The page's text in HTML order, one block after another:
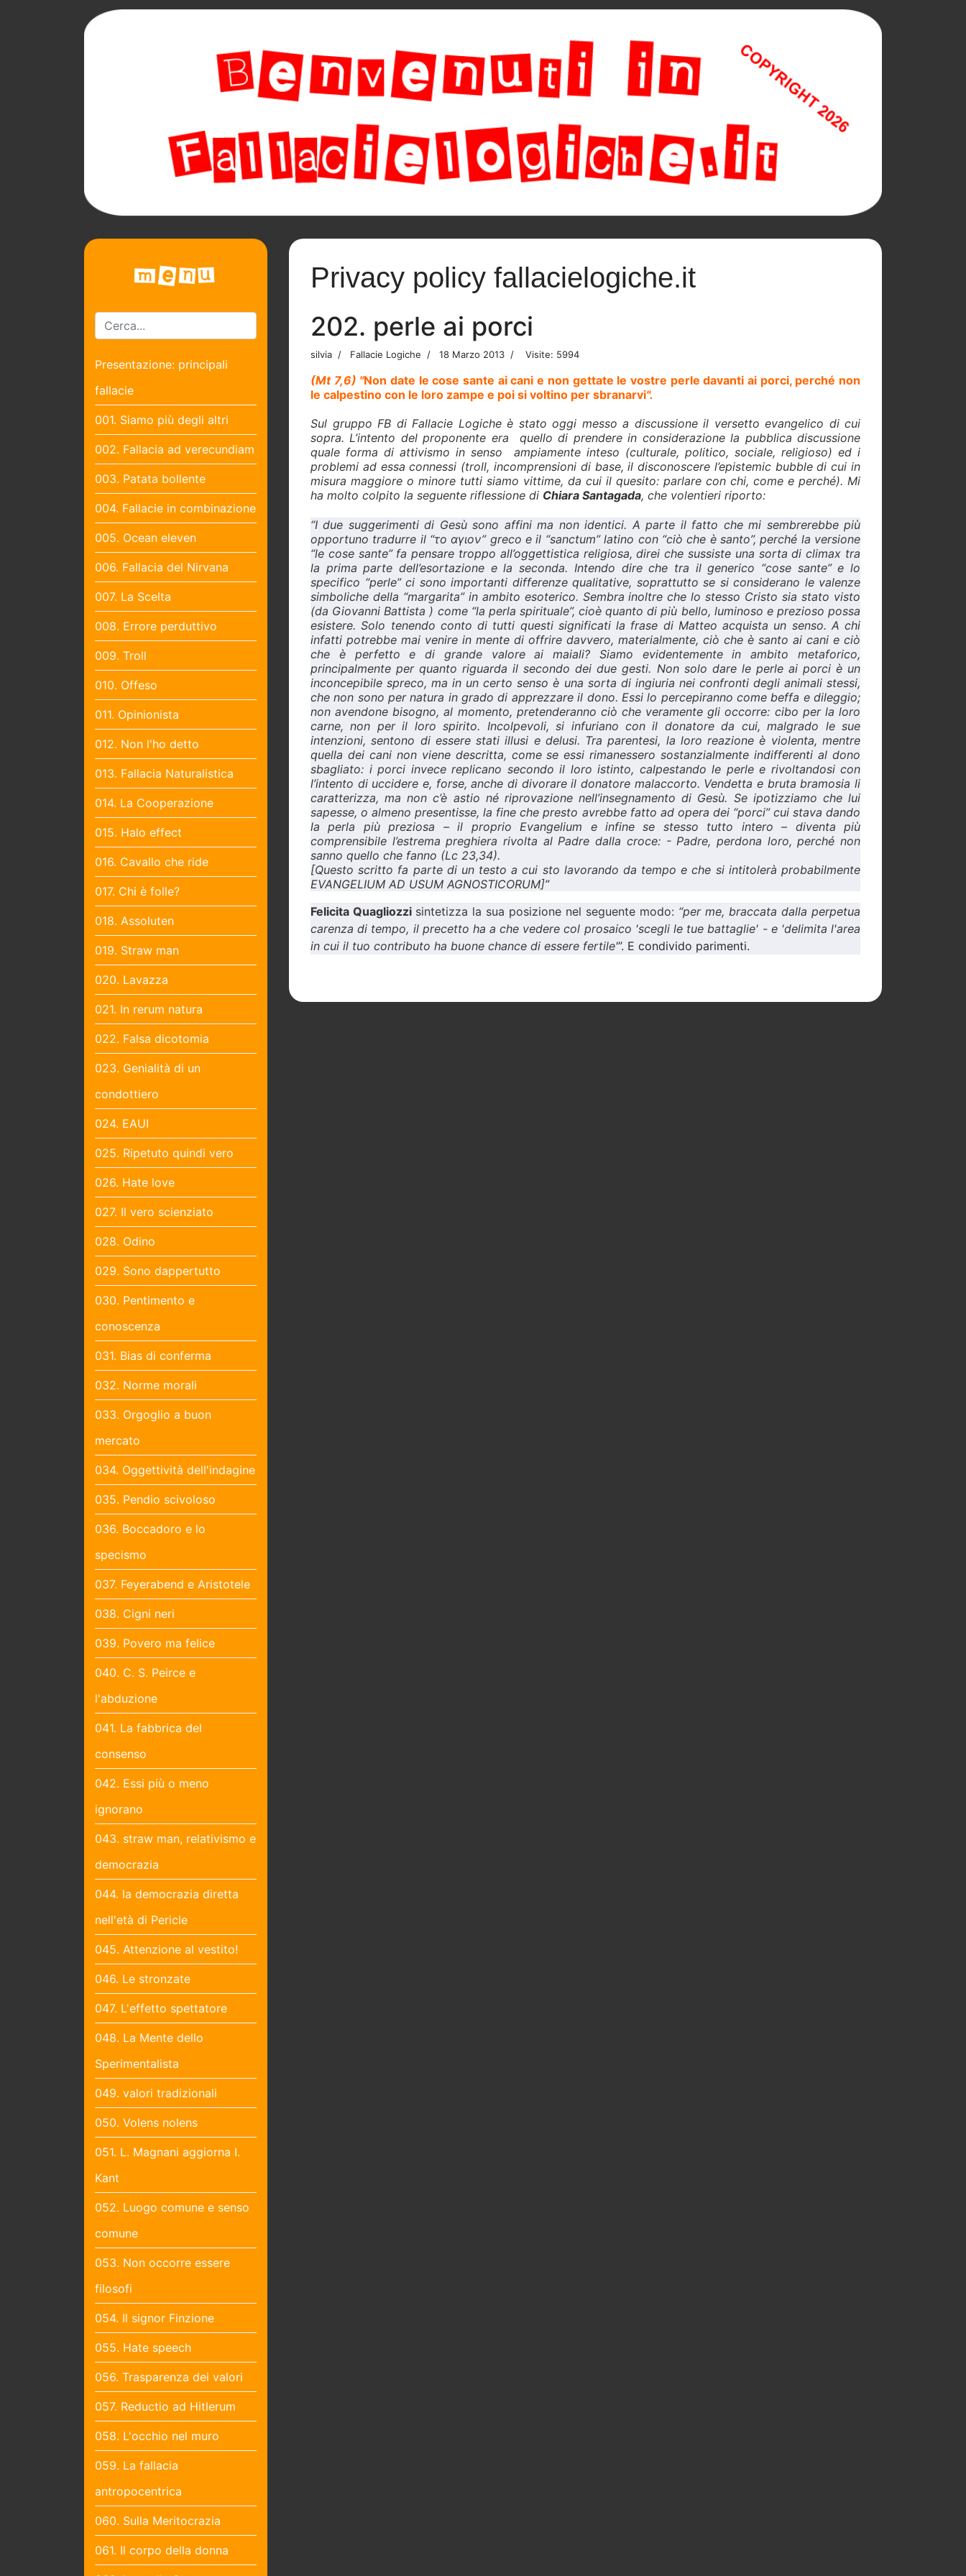
Presentazione: principali
fallacie
001. Siamo più degli altri
002. Fallacia ad verecundiam
003. Patata bollente
004. Fallacie in combinazione
005. Ocean eleven
006. Fallacia del Nirvana
007. La Scelta
008. Errore perduttivo
009. Troll
010. Offeso
011. Opinionista
012. Non l'ho detto
013. Fallacia Naturalistica
014. La Cooperazione
015. Halo effect
016. Cavallo che ride
017. Chi è folle?
018. Assoluten
019. Straw man
020. Lavazza
021. In rerum natura
022. Falsa dicotomia
023. Genialità di un
condottiero
024. EAUI
025. Ripetuto quindi vero
026. Hate love
027. Il vero scienziato
028. Odino
029. Sono dappertutto
030. Pentimento e
conoscenza
031. Bias di conferma
032. Norme morali
033. Orgoglio a buon
mercato
034. Oggettività dell'indagine
035. Pendio scivoloso
036. Boccadoro e lo
specismo
037. Feyerabend e Aristotele
038. Cigni neri
039. Povero ma felice
040. C. S. Peirce e
l'abduzione
041. La fabbrica del
consenso
042. Essi più o meno
ignorano
043. straw man, relativismo e
democrazia
044. la democrazia diretta
nell'età di Pericle
045. Attenzione al vestito!
046. Le stronzate
047. L'effetto spettatore
048. La Mente dello
Sperimentalista
049. valori tradizionali
050. Volens nolens
051. L. Magnani aggiorna I.
Kant
052. Luogo comune e senso
comune
053. Non occorre essere
filosofi
054. Il signor Finzione
055. Hate speech
056. Trasparenza dei valori
057. Reductio ad Hitlerum
058. L'occhio nel muro
059. La fallacia
antropocentrica
060. Sulla Meritocrazia
061. Il corpo della donna
Privacy policy fallacielogiche.it
202. perle ai porci
silvia Fallacie Logiche 18 Marzo 2013 Visite: 5994
(Mt 7,6) "Non date le cose sante ai cani e non gettate le vostre perle davanti ai porci, perché non
le calpestino con le loro zampe e poi si voltino per sbranarvi".
Sul gruppo FB di Fallacie Logiche è stato oggi messo a discussione il versetto evangelico di cui
sopra. L’intento del proponente era quello di prendere in considerazione la pubblica discussione
quale forma di attivismo in senso
ampiamente inteso (culturale, politico, sociale, religioso) ed i
problemi ad essa connessi (troll, incomprensioni di base, il disconoscere l’epistemic bubble di cui in
misura maggiore o minore tutti siamo vittime, da cui il quesito: parlare con chi, come e perché). Mi
ha molto colpito la seguente riflessione di Chiara Santagada, che volentieri riporto:
“I due suggerimenti di Gesù sono affini ma non identici. A parte il fatto che mi sembrerebbe più
opportuno tradurre il “το αγιον” greco e il “sanctum” latino con “ciò che è santo”, perché la versione
“le cose sante” fa pensare troppo all’oggettistica religiosa, direi che sussiste una sorta di climax tra
la prima parte dell’esortazione e la seconda. Intendo dire che tra il generico “cose sante” e lo
specifico “perle” ci sono importanti differenze qualitative, soprattutto se si considerano le valenze
simboliche della “margarita” in ambito esoterico. Sembra inoltre che lo stesso Cristo sia stato visto
(da Giovanni Battista ) come “la perla spirituale”, cioè quanto di più bello, luminoso e prezioso possa
esistere. Solo tenendo conto di tutti questi significati la frase di Matteo acquista un senso. A chi
infatti potrebbe mai venire in mente di offrire davvero, materialmente, ciò che è santo ai cani e ciò
che è perfetto e di grande valore ai maiali? Siamo evidentemente in ambito metaforico,
principalmente per quanto riguarda il secondo dei due gesti. Non solo dare le perle ai porci è un
inconcepibile spreco, ma in un certo senso è una sorta di ingiuria nei confronti degli animali stessi,
che non sono per natura in grado di apprezzare il dono. Essi lo percepiranno come beffa e dileggio;
non avendone bisogno, al momento, pretenderanno ciò che veramente gli occorre: cibo per la loro
carne, non per il loro spirito. Incolpevoli, si infuriano con il donatore da cui, malgrado le sue
intenzioni, sentono di essere stati illusi e delusi. Tra parentesi, la loro reazione è violenta, mentre
quella dei cani non viene descritta, come se essi rimanessero sostanzialmente indifferenti al dono
sbagliato: i porci invece replicano secondo il loro istinto, calpestando le perle e rivoltandosi con
l’intento di uccidere e, forse, anche di divorare il donatore malaccorto. Vendetta e bruta bramosia li
caratterizza, ma non c’è astio né riprovazione nell’insegnamento di Gesù. Se ipotizziamo che lui
sapesse, o almeno presentisse, la fine che presto avrebbe fatto ad opera dei “porci” cui stava dando
la perla più preziosa – il proprio Evangelium e infine se stesso tutto intero – diventa più
comprensibile l’estrema preghiera rivolta al Padre dalla croce: - Padre, perdona loro, perché non
sanno quello che fanno (Lc 23,34).
[Questo scritto fa parte di un testo a cui sto lavorando da tempo e che si intitolerà probabilmente
EVANGELIUM AD USUM AGNOSTICORUM]”
Felicita Quagliozzi sintetizza la sua posizione nel seguente modo: “per me, braccata dalla perpetua
carenza di tempo, il precetto ha a che vedere col prosaico 'scegli le tue battaglie' - e 'delimita l'area
in cui il tuo contributo ha buone chance di essere fertile'”. E condivido parimenti.